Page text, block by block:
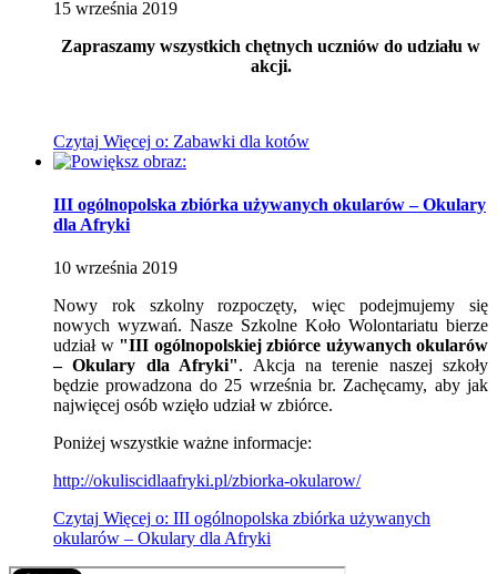
15 września 2019
Zapraszamy wszystkich chętnych uczniów do udziału w
akcji.
Czytaj Więcej o: Zabawki dla kotów
III ogólnopolska zbiórka używanych okularów – Okulary
dla Afryki
10 września 2019
Nowy rok szkolny rozpoczęty, więc podejmujemy się
nowych wyzwań. Nasze Szkolne Koło Wolontariatu bierze
udział w "III ogólnopolskiej zbiórce używanych okularów
– Okulary dla Afryki". Akcja na terenie naszej szkoły
będzie prowadzona do 25 września br. Zachęcamy, aby jak
najwięcej osób wzięło udział w zbiórce.
Poniżej wszystkie ważne informacje:
http://okuliscidlaafryki.pl/zbiorka-okularow/
Czytaj Więcej o: III ogólnopolska zbiórka używanych
okularów – Okulary dla Afryki